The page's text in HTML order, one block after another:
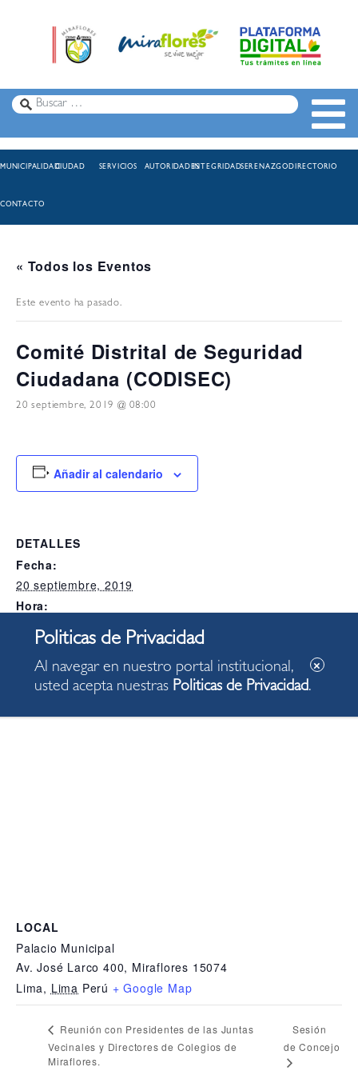
MUNICIPALIDADCIUDAD SERVICIOS AUTORIDADESINTEGRIDADSERENAZGODIRECTORIO
CONTACTO
« Todos los Eventos
Este evento ha pasado.
Comité Distrital de Seguridad
Ciudadana (CODISEC)
20 septiembre, 2019 @ 08:00
Añadir al calendario
DETALLES
Fecha:
20 septiembre, 2019
Hora:
08:00
Categoría del Evento:
Alcaldia
LOCAL
Palacio Municipal
Av. José Larco 400, Miraflores 15074
Lima, Lima Perú + Google Map
Reunión con Presidentes de las Juntas
Vecinales y Directores de Colegios de
Miraflores.
Sesión
de Concejo
Al navegar en nuestro portal institucional,
usted acepta nuestras Politicas de Privacidad.